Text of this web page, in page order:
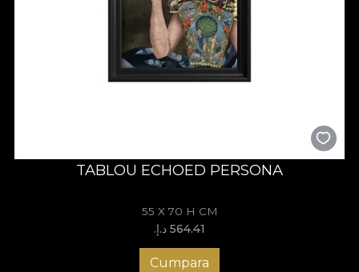
TABLOU ECHOED PERSONA
55 X 70 H CM
564.41 د.إ.‏
Cumpara